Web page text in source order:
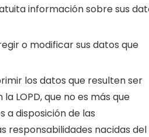
información sobre sus
o modificar sus datos que
los datos que resulten ser
LOPD, que no es más que
a disposición de las
responsabilidades nacidas del